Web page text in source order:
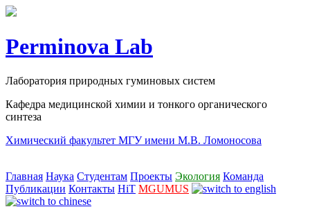
Perminova Lab
Лаборатория природных гуминовых систем
Кафедра медицинской химии и тонкого органического
синтеза
Химический факультет МГУ имени М.В. Ломоносова
Главная Наука Студентам Проекты Экология Команда
Публикации Контакты HiT MGUMUS